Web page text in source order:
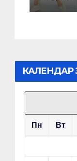
КАЛЕНДАР
Пн Вт